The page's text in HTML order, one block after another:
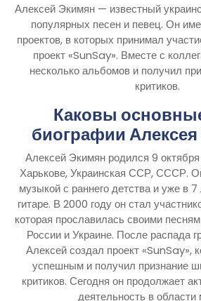
Алексей Экимян — известный
популярных песен и певец. Он
проектов, в которых принимал
проект «SunSay». Вместе с
несколько альбомов и получил
критиков.
Каковы
биографии
Алексей Экимян родился 9 октября
Харькове, Украинская ССР, СССР.
музыкой с раннего детства и уже в 7
гитаре. В 2000 году он стал
которая прославилась своими
России и Украине. После распада
Алексей создал проект «SunSay»,
успешным и получил признание
критиков. Сегодня он продолжает
деятельность в области